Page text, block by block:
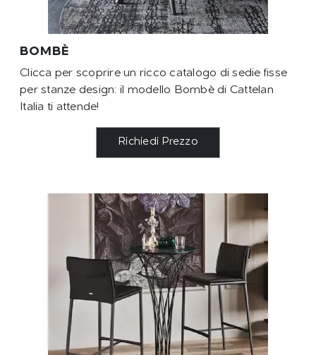
BOMBÈ
Clicca per scoprire un ricco catalogo di sedie fisse
per stanze design: il modello Bombè di Cattelan
Italia ti attende!
Richiedi Prezzo